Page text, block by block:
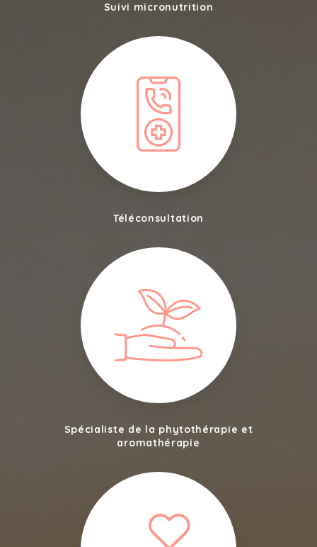
Suivi micronutrition
Téléconsultation
Spécialiste de la phytothérapie et
aromathérapie